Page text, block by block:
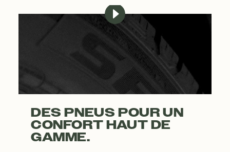
DES PNEUS POUR UN
CONFORT HAUT DE
GAMME.